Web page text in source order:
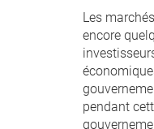
Les
encore
pendant